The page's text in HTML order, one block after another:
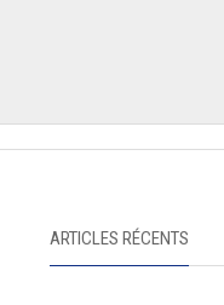
ARTICLES RÉCENTS